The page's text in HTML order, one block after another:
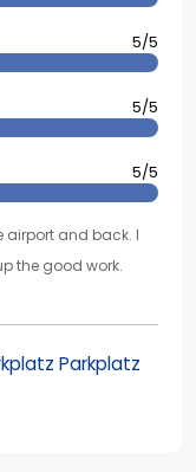
5/5
5/5
5/5
airport and back. I
the good work.
Parkplatz